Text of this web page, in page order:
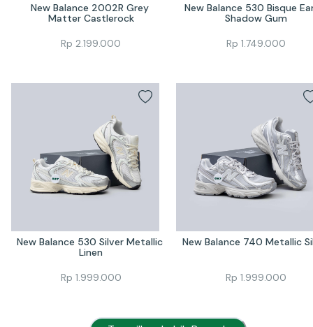
New Balance 2002R Grey
Matter Castlerock
Rp 2.199.000
New Balance 530 Bisque
Shadow Gum
Rp 1.749.000
New Balance 530 Silver Metallic
Linen
Rp 1.999.000
New Balance 740 Metallic
Rp 1.999.000